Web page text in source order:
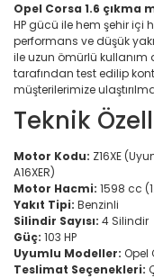
Opel Corsa 1.6 çıkma
HP gücü ile hem şehir içi
performans ve düşük
ile uzun ömürlü
tarafından test edilip
müşterilerimize
Teknik
Motor Kodu: Z16XE
A16XER)
Motor Hacmi: 1598 cc
Yakıt Tipi: Benzinli
Silindir Sayısı: 4 Silindir
Güç: 103 HP
Uyumlu Modeller: Opel
Teslimat Seçenekleri: